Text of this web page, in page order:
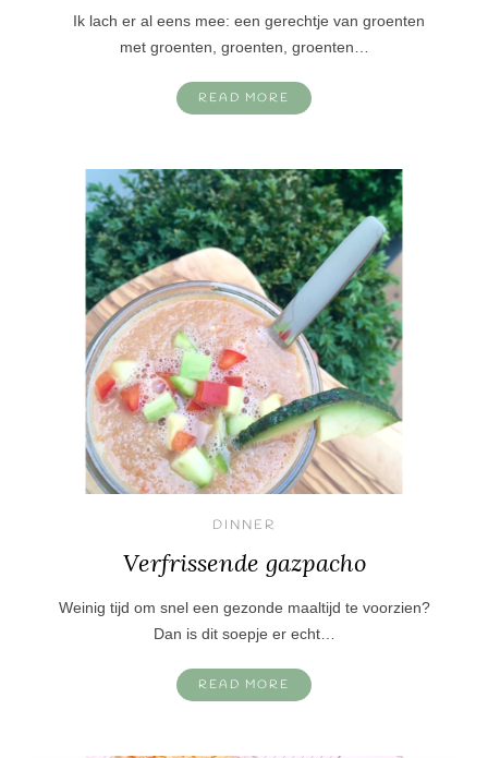
Ik lach er al eens mee: een gerechtje van groenten
met groenten, groenten, groenten…
READ MORE
DINNER
Verfrissende gazpacho
Weinig tijd om snel een gezonde maaltijd te voorzien?
Dan is dit soepje er echt…
READ MORE